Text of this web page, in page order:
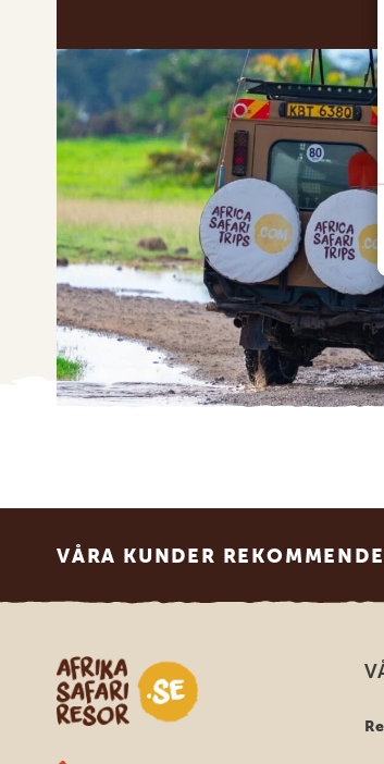
VÅRA KUNDER
Safari-resor i Afrika